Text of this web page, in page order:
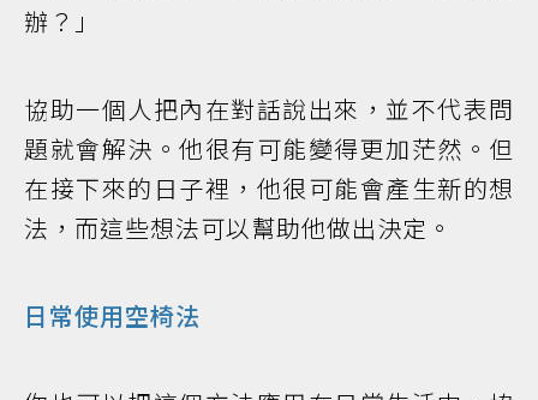
辦？」
協助一個人把內在對話說出來，並不代表問
題就會解決。他很有可能變得更加茫然。但
在接下來的日子裡，他很可能會產生新的想
法，而這些想法可以幫助他做出決定。
日常使用空椅法